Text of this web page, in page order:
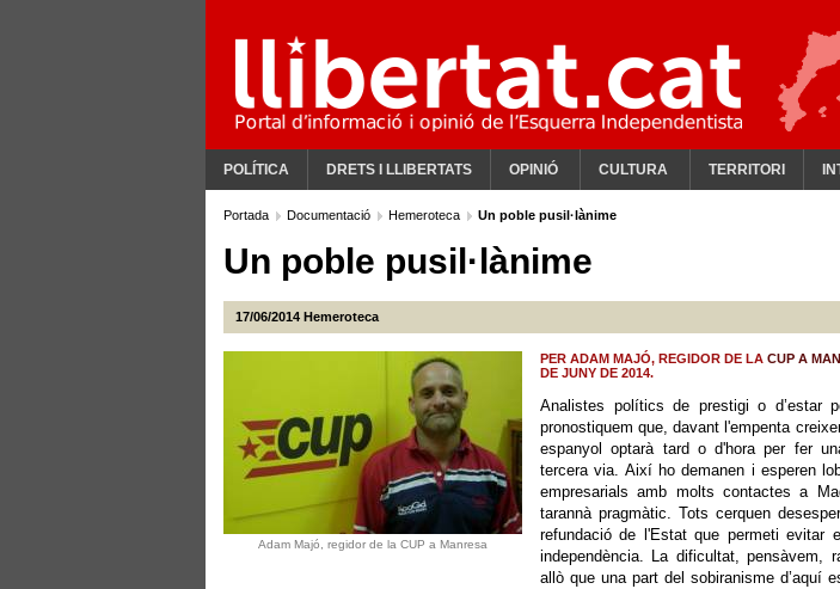
POLÍTICA DRETS I LLIBERTATS OPINIÓ CULTURA TERRITORI
Portada Documentació Hemeroteca Un poble pusil·lànime
Un poble pusil·lànime
17/06/2014 Hemeroteca
Adam Majó, regidor de la CUP a Manresa
PER ADAM MAJÓ, REGIDOR DE LA CUP A
DE JUNY DE 2014.
Analistes polítics de prestigi o d’estar
pronostiquem que, davant l'empenta
espanyol optarà tard o d'hora per fer
tercera via. Així ho demanen i esperen
empresarials amb molts contactes a
tarannà pragmàtic. Tots cerquen
refundació de l'Estat que permeti
independència. La dificultat, pensàvem,
allò que una part del sobiranisme d’aquí